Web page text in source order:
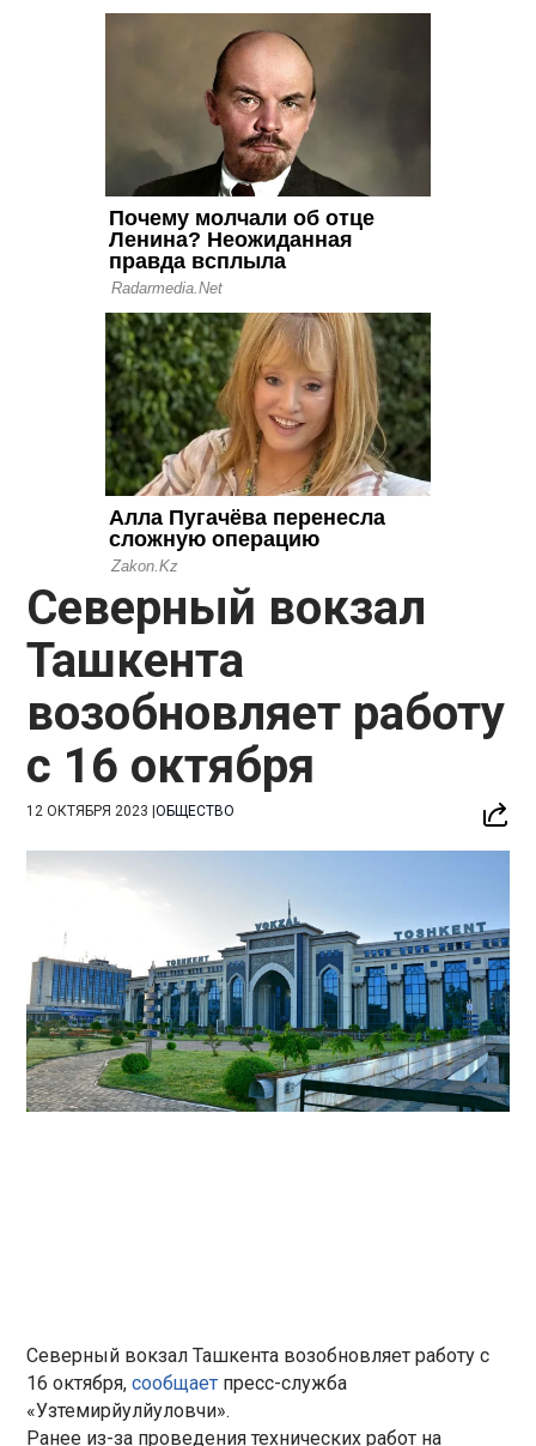
Северный вокзал
Ташкента
возобновляет работу
с 16 октября
12 ОКТЯБРЯ 2023 |ОБЩЕСТВО
Северный вокзал Ташкента возобновляет работу с
16 октября,сообщает пресс-служба
«Узтемирйулйуловчи».
Ранее из-за проведения технических работ на